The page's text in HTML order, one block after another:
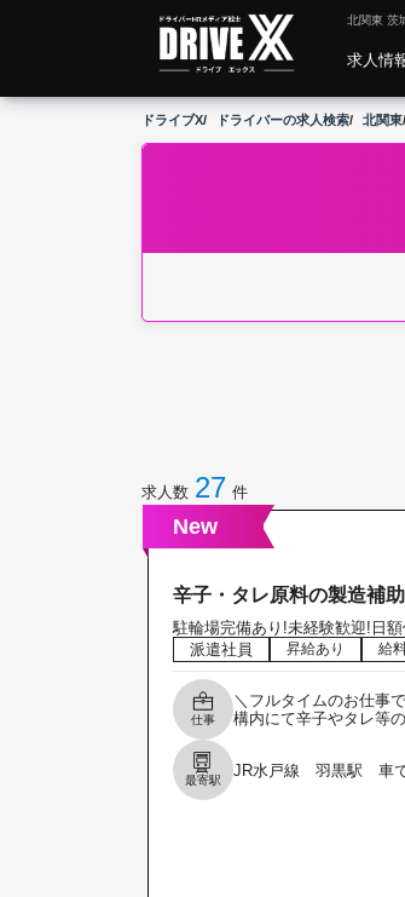
北関東 茨
求人情
ドライブX ドライバーの求人検索 北関東
求人数 27 件
New
辛子・タレ原料の製造補
駐輪場完備あり!未経験歓迎!日
派遣社員
昇給あり 給
仕事
＼フルタイムのお仕事
構内にて辛子やタレ等
最寄駅
JR水戸線 羽黒駅 車